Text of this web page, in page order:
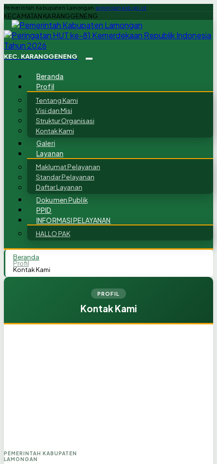
Pemerintah Kabupaten Lamongan lamongankab.go.id
KECAMATAN KARANGGENENG
KEC. KARANGGENENG
Beranda
Profil
Tentang Kami
Visi dan Misi
Struktur Organisasi
Kontak Kami
Galeri
Layanan
Maklumat Pelayanan
Standar Pelayanan
Daftar Layanan
Dokumen Publik
PPID
INFORMASI PELAYANAN
HALLO PAK
Beranda
Profil
Kontak Kami
PROFIL
Kontak Kami
PEMERINTAH KABUPATEN
LAMONGAN